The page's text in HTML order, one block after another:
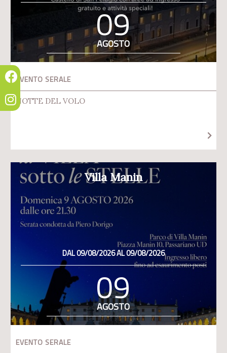
09
AGOSTO
EVENTO SERALE
NOTTE DEL VOLO
Villa Manin
DAL 09/08/2026 AL 09/08/2026
09
AGOSTO
EVENTO SERALE